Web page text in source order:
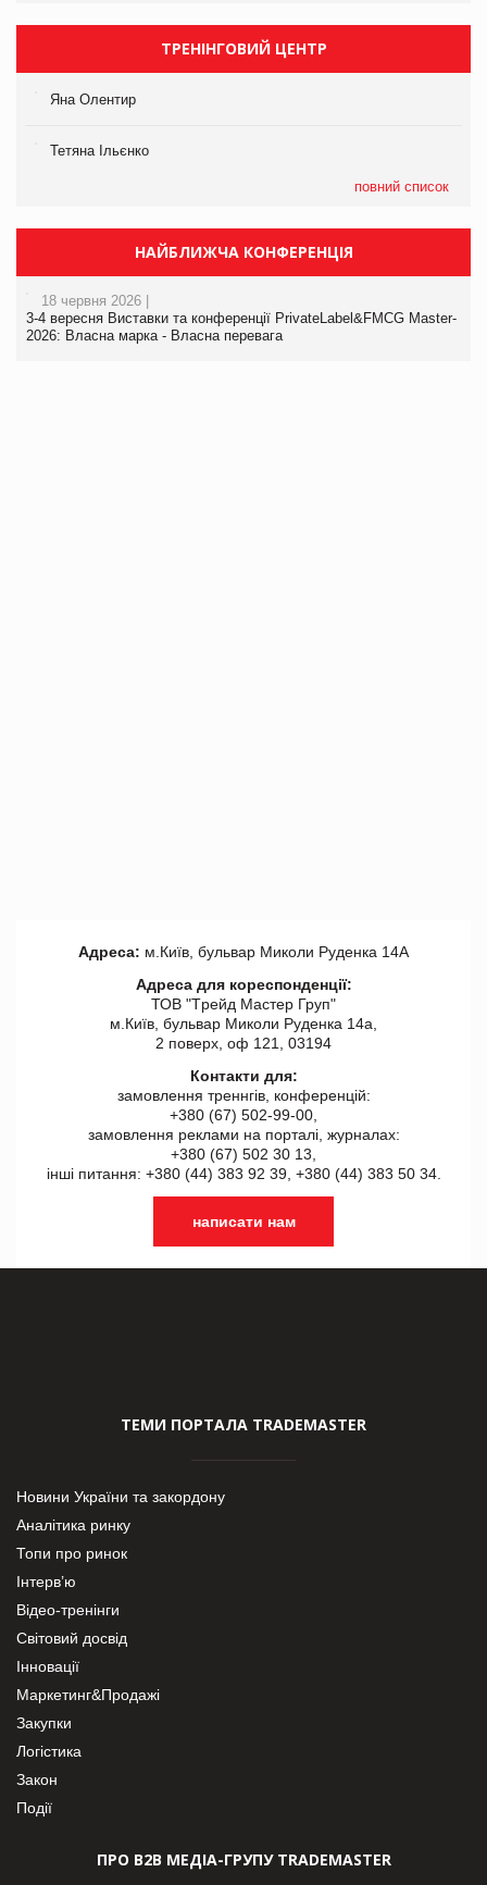
ТРЕНІНГОВИЙ ЦЕНТР
Яна Олентир
Тетяна Ільєнко
повний список
НАЙБЛИЖЧА КОНФЕРЕНЦІЯ
18 червня 2026 |
3-4 вересня Виставки та конференції PrivateLabel&FMCG Master-
2026: Власна марка - Власна перевага
Адреса: м.Київ, бульвар Миколи Руденка 14А
Адреса для кореспонденції:
ТОВ "Tрейд Мастер Груп"
м.Київ, бульвар Миколи Руденка 14а,
2 поверх, оф 121, 03194
Контакти для:
замовлення треннгів, конференцій:
+380 (67) 502-99-00,
замовлення реклами на порталі, журналах:
+380 (67) 502 30 13,
інші питання: +380 (44) 383 92 39, +380 (44) 383 50 34.
написати нам
ТЕМИ ПОРТАЛА TRADEMASTER
Новини України та закордону
Аналітика ринку
Топи про ринок
Інтерв’ю
Відео-тренінги
Світовий досвід
Інновації
Маркетинг&Продажі
Закупки
Логістика
Закон
Події
ПРО В2В МЕДІА-ГРУПУ TRADEMASTER